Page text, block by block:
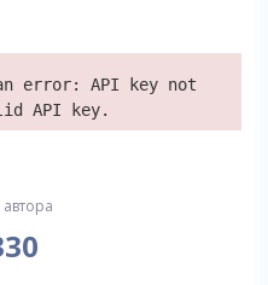
error: API key not
API key.